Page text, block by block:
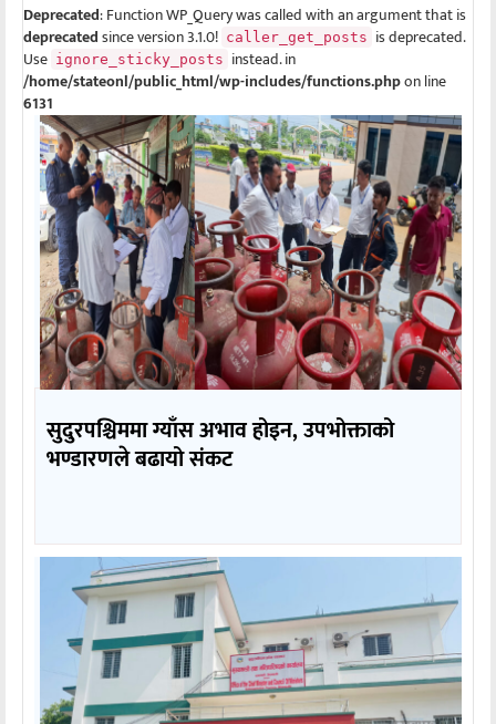
Deprecated: Function WP_Query was called with an argument that is
deprecatedsince version 3.1.0! caller_get_posts is deprecated.
Use ignore_sticky_posts instead. in
/home/stateonl/public_html/wp-includes/functions.phpon line
6131
सुदुरपश्चिममा ग्याँस अभाव होइन, उपभोक्ताको
भण्डारणले बढायो संकट